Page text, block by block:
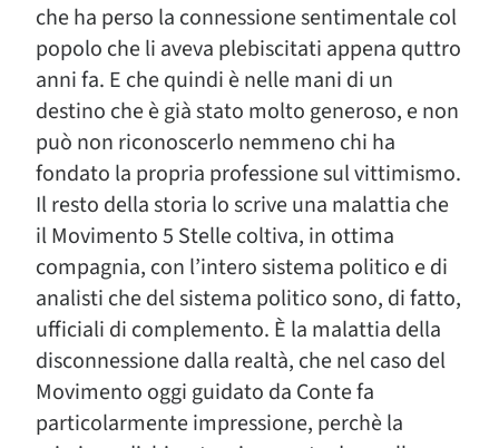
che ha perso la connessione sentimentale col
popolo che li aveva plebiscitati appena quttro
anni fa. E che quindi è nelle mani di un
destino che è già stato molto generoso, e non
può non riconoscerlo nemmeno chi ha
fondato la propria professione sul vittimismo.
Il resto della storia lo scrive una malattia che
il Movimento 5 Stelle coltiva, in ottima
compagnia, con l’intero sistema politico e di
analisti che del sistema politico sono, di fatto,
ufficiali di complemento. È la malattia della
disconnessione dalla realtà, che nel caso del
Movimento oggi guidato da Conte fa
particolarmente impressione, perchè la